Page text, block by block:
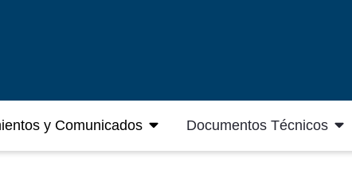
y Comunicados Documentos Técnicos